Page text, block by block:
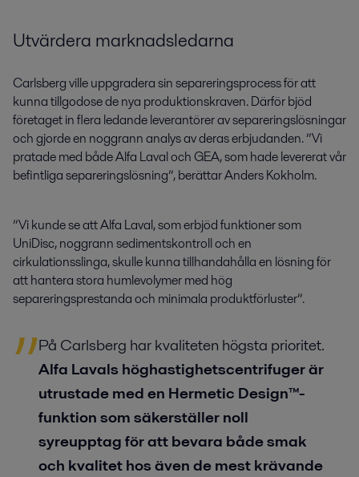
Utvärdera marknadsledarna
Carlsberg ville uppgradera sin separeringsprocess för att
kunna tillgodose de nya produktionskraven. Därför bjöd
företaget in flera ledande leverantörer av separeringslösningar
och gjorde en noggrann analys av deras erbjudanden. ”Vi
pratade med både Alfa Laval och GEA, som hade levererat vår
befintliga separeringslösning”, berättar Anders Kokholm.
”Vi kunde se att Alfa Laval, som erbjöd funktioner som
UniDisc, noggrann sedimentskontroll och en
cirkulationsslinga, skulle kunna tillhandahålla en lösning för
att hantera stora humlevolymer med hög
separeringsprestanda och minimala produktförluster”.
På Carlsberg har kvaliteten högsta prioritet.
Alfa Lavals höghastighetscentrifuger är
utrustade med en Hermetic Design™-
funktion som säkerställer noll
syreupptag för att bevara både smak
och kvalitet hos även de mest krävande